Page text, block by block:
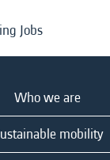
Jobs
Who we are
mobility